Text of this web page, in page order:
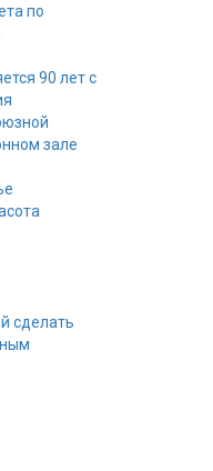
по
90 лет с
зале
сделать